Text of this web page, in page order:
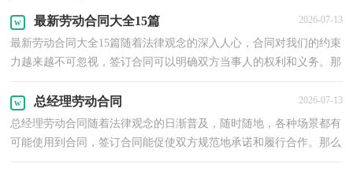
最新劳动合同大全15篇 2026-07-13
最新劳动合同大全15篇随着法律观念的深入人心，合同对我们的约束
力越来越不可忽视，签订合同可以明确双方当事人的权利和义务。那
总经理劳动合同 2026-07-13
总经理劳动合同随着法律观念的日渐普及，随时随地，各种场景都有
可能使用到合同，签订合同能促使双方规范地承诺和履行合作。那么